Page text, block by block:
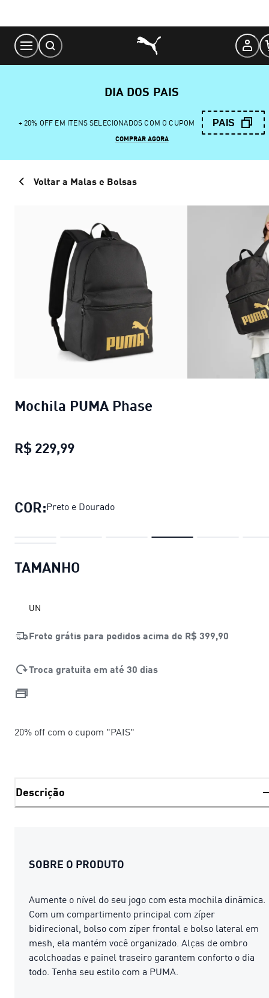
Content
DIA DOS PAIS
+ 20% OFF EM ITENS SELECIONADOS COM O CUPOM PAIS
COMPRAR AGORA
Voltar a Malas e Bolsas
Mochila PUMA Phase
R$ 229,99
COR:Preto e Dourado
TAMANHO
UN
Frete grátis para pedidos acima de R$ 399,90
Troca gratuita em até 30 dias
20% off com o cupom "PAIS"
Descrição
SOBRE O PRODUTO
Aumente o nível do seu jogo com esta mochila dinâmica.
Com um compartimento principal com zíper
bidirecional, bolso com zíper frontal e bolso lateral em
mesh, ela mantém você organizado. Alças de ombro
acolchoadas e painel traseiro garantem conforto o dia
todo. Tenha seu estilo com a PUMA.